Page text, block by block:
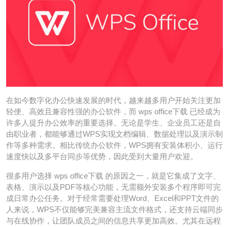
在如今数字化办公快速发展的时代，越来越多用户开始关注更加
轻便、高效且兼容性强的办公软件，而 wps office下载 已经成为
许多人提升办公效率的重要选择。无论是学生、企业员工还是自
由职业者，都能够通过WPS实现文档编辑、数据处理以及演示制
作等多种需求。相比传统办公软件，WPS拥有安装体积小、运行
速度快以及多平台同步等优势，因此受到大量用户欢迎。
很多用户选择 wps office下载 的原因之一，就是它集成了文字、
表格、演示以及PDF等核心功能，无需额外安装多个程序即可完
成日常办公任务。对于经常需要处理Word、Excel和PPT文件的
人来说，WPS不仅能够完美兼容主流文件格式，还支持云端同步
与在线协作，让团队成员之间的信息共享更加高效。尤其在远程